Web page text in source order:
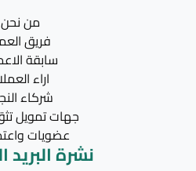
من نحن
فريق
سابقة
اراء
شركاء
جهات تمويل
عضويات
نشرة البريد